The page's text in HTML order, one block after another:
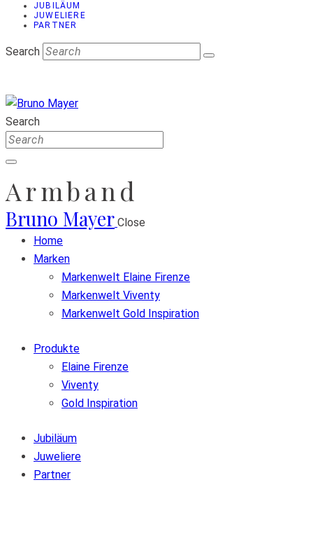
JUBILÄUM
JUWELIERE
PARTNER
Search
Search
Armband
Bruno Mayer Close
Home
Marken
Markenwelt Elaine Firenze
Markenwelt Viventy
Markenwelt Gold Inspiration
Produkte
Elaine Firenze
Viventy
Gold Inspiration
Jubiläum
Juweliere
Partner